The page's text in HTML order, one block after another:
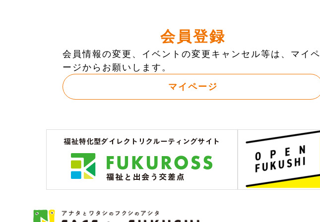
会員登録
会員情報の変更、イベントの変更キャンセル等は、マイペ
ージからお願いします。
マイページ